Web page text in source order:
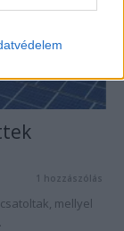
1 hozzászólás
mellyel